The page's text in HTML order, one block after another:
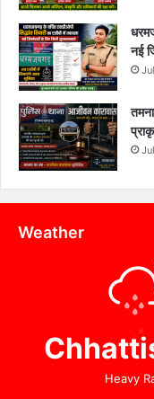
नई
Weather
Heavy